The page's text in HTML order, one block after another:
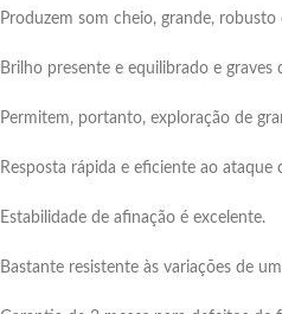
Produzem som cheio, grande,
Brilho presente e equilibrado e graves
Permitem, portanto, exploração de
Resposta rápida e eficiente ao ataque
Estabilidade de afinação é excelente.
Bastante resistente às variações de